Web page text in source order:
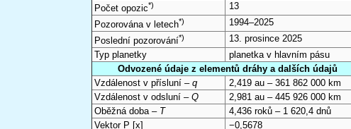
Počet opozic*)
13
Pozorována v letech*)
1994–2025
Poslední pozorování*)
13. prosince 2025
Typ planetky
planetka v hlavním pásu
Odvozené údaje z elementů dráhy a dalších údajů
Vzdálenost v přísluní – q
2,419 au – 361 862 000 km
Vzdálenost v odsluní – Q
2,981 au – 445 926 000 km
Oběžná doba – T
4,436 roků – 1 620,4 dnů
Vektor P [x]
−0,5678